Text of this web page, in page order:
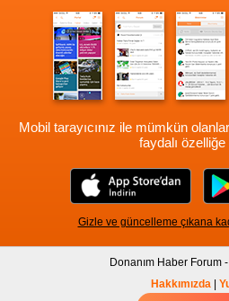
Mobil tarayıcınız ile mümkün
faydalı
Gizle ve güncelleme çıkana
Donanım Haber Forum
Hakkımızda |